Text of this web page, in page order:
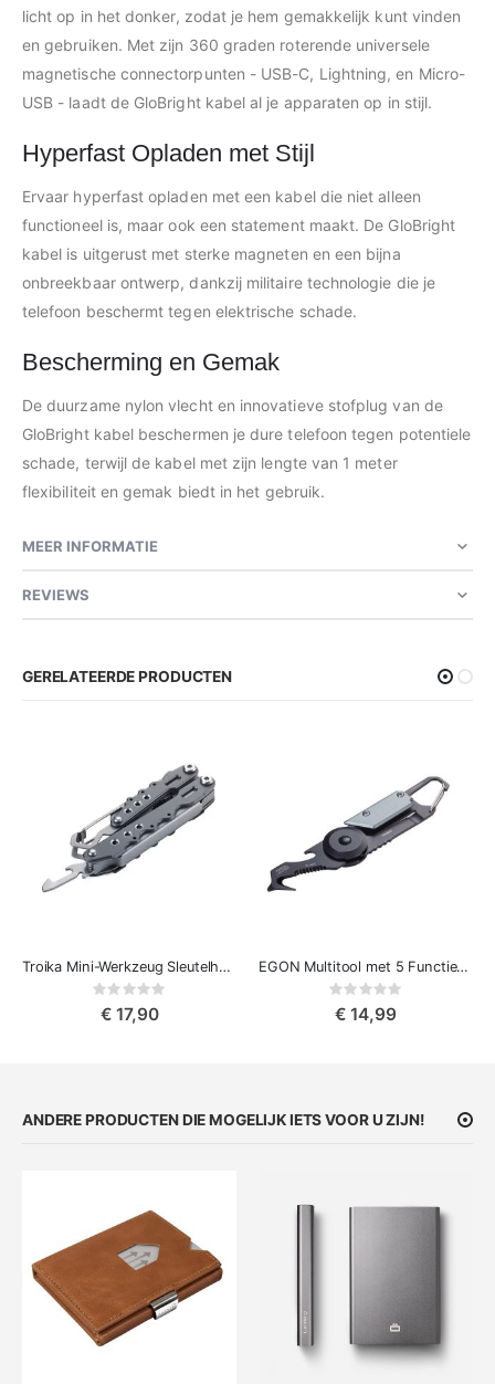
licht op in het donker, zodat je hem gemakkelijk kunt vinden
en gebruiken. Met zijn 360 graden roterende universele
magnetische connectorpunten - USB-C, Lightning, en Micro-
USB - laadt de GloBright kabel al je apparaten op in stijl.
Hyperfast Opladen met Stijl
Ervaar hyperfast opladen met een kabel die niet alleen
functioneel is, maar ook een statement maakt. De GloBright
kabel is uitgerust met sterke magneten en een bijna
onbreekbaar ontwerp, dankzij militaire technologie die je
telefoon beschermt tegen elektrische schade.
Bescherming en Gemak
De duurzame nylon vlecht en innovatieve stofplug van de
GloBright kabel beschermen je dure telefoon tegen potentiele
schade, terwijl de kabel met zijn lengte van 1 meter
flexibiliteit en gemak biedt in het gebruik.
MEER INFORMATIE
REVIEWS
GERELATEERDE PRODUCTEN
Troika Mini-Werkzeug Sleutelhanger met 7 Functies - Reisgereedschap
Rating:
€ 17,90
EGON Multitool met 5 Functies - Essentieel voor Elke Dag
Rating:
€ 14,99
ANDERE PRODUCTEN DIE MOGELIJK IETS VOOR U ZIJN!